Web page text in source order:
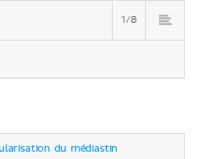
1/8
du médiastin